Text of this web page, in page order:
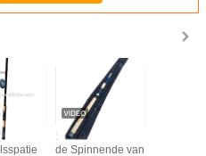
99% de
1.8M.2.1M.2.4M.2.7M.3.0M
de Spinnende van